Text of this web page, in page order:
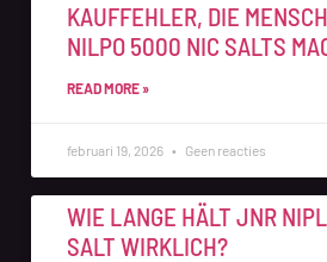
KAUFFEHLER, DIE
NILPO 5000 NIC SALTS
READ MORE »
februari 19, 2026 Geen reacties
WIE LANGE HÄLT JNR
SALT WIRKLICH?